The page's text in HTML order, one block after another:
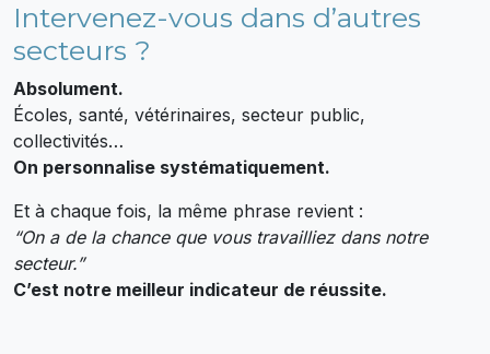
Intervenez-vous dans d’autres
secteurs ?
Absolument.
Écoles, santé, vétérinaires, secteur public,
collectivités…
On personnalise systématiquement.
Et à chaque fois, la même phrase revient :
“On a de la chance que vous travailliez dans notre
secteur.”
C’est notre meilleur indicateur de réussite.